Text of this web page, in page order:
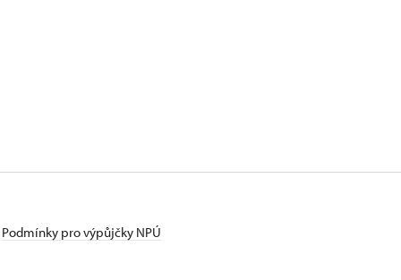
Podmínky pro výpůjčky NPÚ